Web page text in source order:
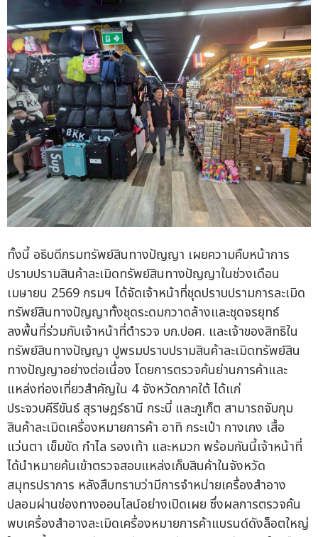
ทั้งนี้ อธิบดีกรมทรัพย์สินทางปัญญา เผยความคืบหน้าการ
ปราบปรามสินค้าละเมิดทรัพย์สินทางปัญญาในช่วงเดือน
เมษายน 2569 กรมฯ ได้จัดเจ้าหน้าที่ชุดปราบปรามการละเมิด
ทรัพย์สินทางปัญญาทั้งชุดระดมกวาดล้างและชุดจรยุทธ์
ลงพื้นที่ร่วมกับเจ้าหน้าที่ตำรวจ บก.ปอศ. และเจ้าของสิทธิใน
ทรัพย์สินทางปัญญา ปูพรมปราบปรามสินค้าละเมิดทรัพย์สิน
ทางปัญญาอย่างต่อเนื่อง โดยการตรวจค้นย่านการค้าและ
แหล่งท่องเที่ยวสำคัญใน 4 จังหวัดภาคใต้ ได้แก่
ประจวบคีรีขันธ์ สุราษฎร์ธานี กระบี่ และภูเก็ต สามารถจับกุม
สินค้าละเมิดเครื่องหมายการค้า อาทิ กระเป๋า กางเกง เสื้อ
แว่นตา เข็มขัด กำไล รองเท้า และหมวก พร้อมกันนี้เจ้าหน้าที่
ได้นำหมายค้นเข้าตรวจสอบแหล่งเก็บสินค้าในจังหวัด
สมุทรปราการ หลังสืบทราบว่ามีการจำหน่ายเครื่องสำอาง
ปลอมผ่านช่องทางออนไลน์อย่างเปิดเผย ซึ่งผลการตรวจค้น
พบเครื่องสำอางละเมิดเครื่องหมายการค้าแบรนด์ดังล็อตใหญ่